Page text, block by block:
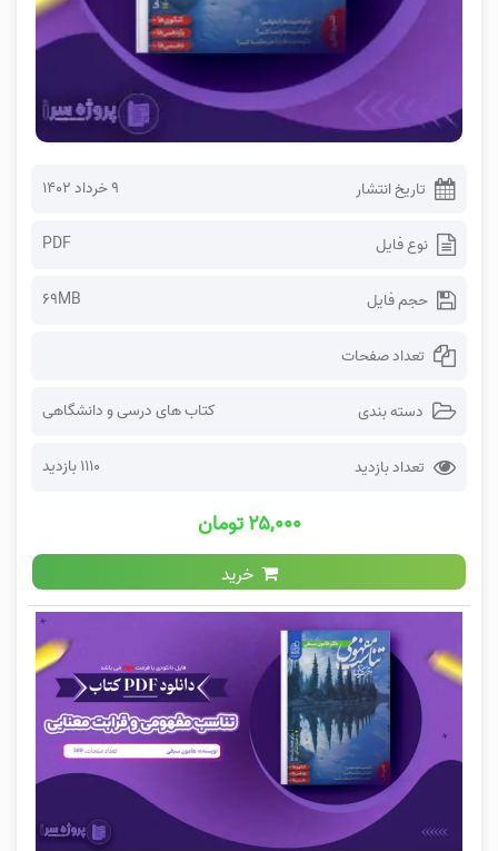
تاریخ انتشار ۹ خرداد ۱۴۰۲
نوع فایل PDF
حجم فایل 69MB
تعداد صفحات
دسته بندی کتاب های درسی و دانشگاهی
تعداد بازدید 1110 بازدید
۲۵,۰۰۰ تومان
خرید